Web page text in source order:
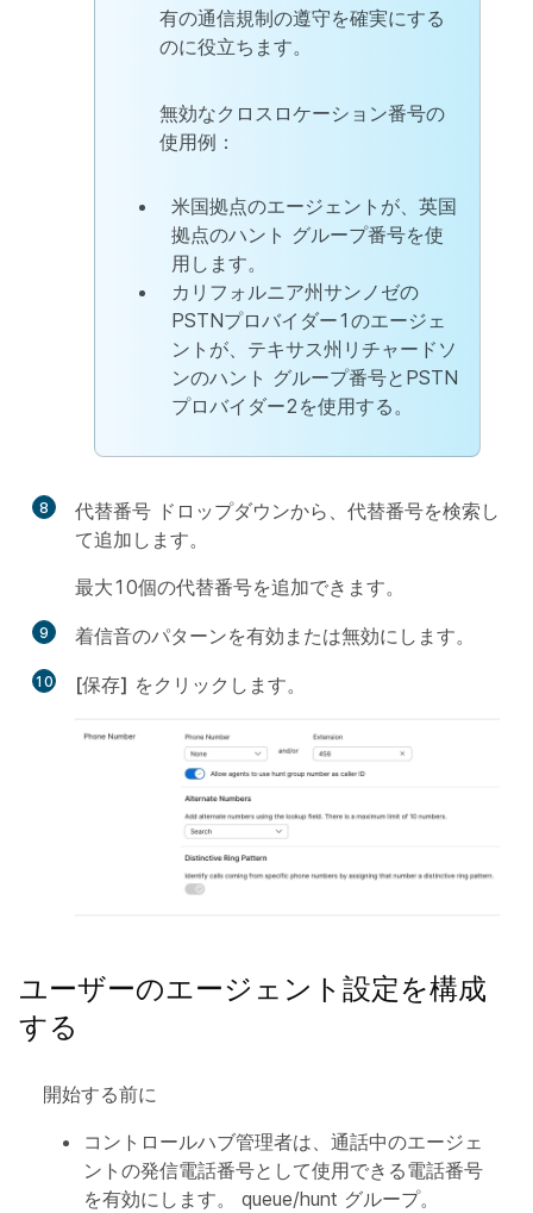
有の通信規制の遵守を確実にする
のに役立ちます。
無効なクロスロケーション番号の
使用例：
米国拠点のエージェントが、英国
拠点のハント グループ番号を使
用します。
カリフォルニア州サンノゼの
PSTNプロバイダー1のエージェ
ントが、テキサス州リチャードソ
ンのハント グループ番号とPSTN
プロバイダー2を使用する。
8 代替番号 ドロップダウンから、代替番号を検索し
て追加します。
最大10個の代替番号を追加できます。
9 着信音のパターンを有効または無効にします。
10 [保存] をクリックします。
ユーザーのエージェント設定を構成
する
開始する前に
コントロールハブ管理者は、通話中のエージェ
ントの発信電話番号として使用できる電話番号
を有効にします。 queue/hunt グループ。